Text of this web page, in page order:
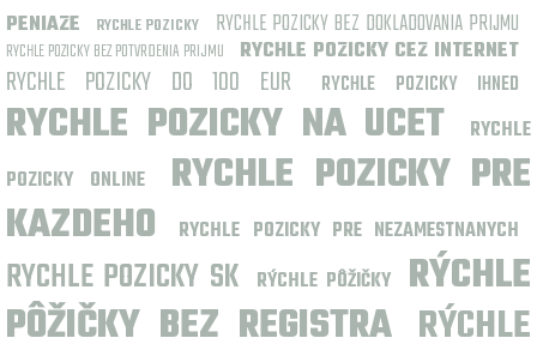
PENIAZE
RYCHLE POZICKY RYCHLE POZICKY BEZ DOKLADOVANIA PRIJMU
RYCHLE POZICKY BEZ POTVRDENIA PRIJMU RYCHLE POZICKY CEZ INTERNET
RYCHLE POZICKY DO 100 EUR RYCHLE POZICKY IHNED
RYCHLE POZICKY NA UCET
RYCHLE
POZICKY ONLINE
RYCHLE POZICKY PRE
KAZDEHO
RYCHLE POZICKY PRE NEZAMESTNANYCH
RYCHLE POZICKY SK RÝCHLE PÔŽIČKY
RÝCHLE